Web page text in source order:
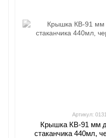
Артикул:
Крышка КB-91 мм
стаканчика 440мл,